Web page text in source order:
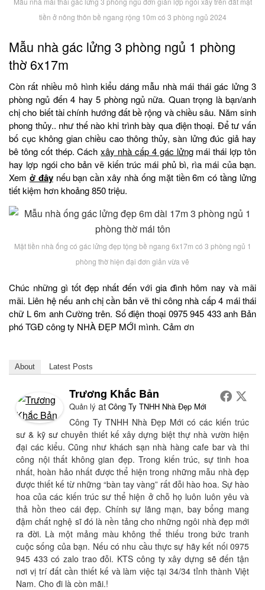
tiền ở nông thôn bề ngang rộng 10m có 3 phòng ngủ 2024
Mẫu nhà gác lửng 3 phòng ngủ 1 phòng
thờ 6x17m
Còn rất nhiều mô hình kiểu dáng mẫu nhà mái thái gác lửng 3
phòng ngủ đến 4 hay 5 phòng ngủ nữa. Quan trọng là bạn/anh
chị cho biết tài chính hướng đất bề rộng và chiều sâu. Năm sinh
phong thủy.. như thế nào khi trình bày qua điện thoại. Để tư vấn
bố cục không gian chiều cao thông thủy, sàn lửng đúc giả hay
bê tông cốt thép. Cáchxây nhà cấp 4 gác lửngmái thái lợp tôn
hay lợp ngói cho bản vẽ kiến trúc mái phủ bì, rìa mái của bạn.
Xem ở đâynếu bạn cần xây nhà ống mặt tiền 6m có tầng lửng
tiết kiệm hơn khoảng 850 triệu.
Mặt tiền nhà ống có gác lửng đẹp tộng bề ngang 6x17m có 3 phòng ngủ 1
phòng thờ hiện đại đơn giản vừa vẽ
Chúc những gì tốt đẹp nhất đến với gia đình hôm nay và mãi
mãi. Liên hệ nếu anh chị cần bản vẽ thi công nhà cấp 4 mái thái
chữ L 6m anh Cường trên. Số điện thoại 0975 945 433 anh Bản
phó TGĐ công ty NHÀ ĐẸP MỚI mình. Cảm ơn
About Latest Posts
Trương Khắc Bản
Quản lý at Công Ty TNHH Nhà Đẹp Mới
Công Ty TNHH Nhà Đẹp Mới có các kiến trúc
sư & kỹ sư chuyên thiết kế xây dựng biệt thự nhà vườn hiện
đại các kiểu. Cũng như khách sạn nhà hàng cafe bar và thi
công nội thất không gian đẹp. Trong kiến trúc, sự tinh hoa
nhất, hoàn hảo nhất được thể hiện trong những mẫu nhà đẹp
được thiết kế từ những “bàn tay vàng” rất đỗi hào hoa. Sự hào
hoa của các kiến trúc sư thể hiện ở chỗ họ luôn luôn yêu và
thả hồn theo cái đẹp. Chính sự lãng mạn, bay bổng mang
đậm chất nghệ sĩ đó là nền tảng cho những ngôi nhà đẹp mới
ra đời. Là một mảng màu không thể thiếu trong bức tranh
cuộc sống của bạn. Nếu có nhu cầu thực sự hãy kết nối 0975
945 433 có zalo trao đỗi. KTS công ty xây dựng sẽ đến tận
nơi vị trí đất cần thiết kế và làm việc tại 34/34 tỉnh thành Việt
Nam. Cho đi là còn mãi.!